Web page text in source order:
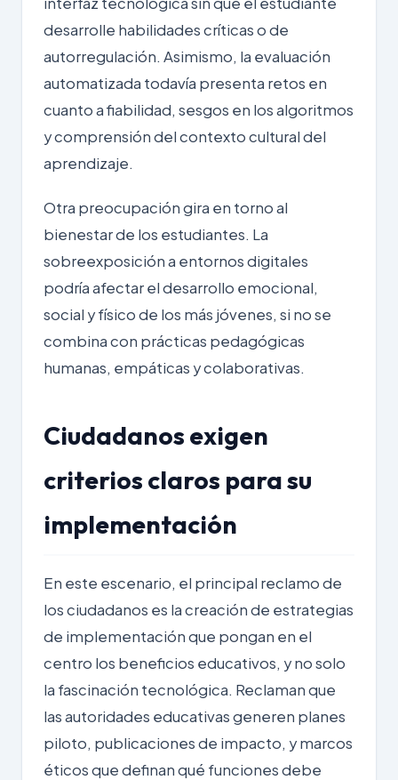
desarrolle habilidades críticas o de
autorregulación. Asimismo, la evaluación
automatizada todavía presenta retos en
cuanto a fiabilidad, sesgos en los algoritmos
y comprensión del contexto cultural del
aprendizaje.
Otra preocupación gira en torno al
bienestar de los estudiantes. La
sobreexposición a entornos digitales
podría afectar el desarrollo emocional,
social y físico de los más jóvenes, si no se
combina con prácticas pedagógicas
humanas, empáticas y colaborativas.
Ciudadanos exigen
criterios claros para su
implementación
En este escenario, el principal reclamo de
los ciudadanos es la creación de estrategias
de implementación que pongan en el
centro los beneficios educativos, y no solo
la fascinación tecnológica. Reclaman que
las autoridades educativas generen planes
piloto, publicaciones de impacto, y marcos
éticos que definan qué funciones debe